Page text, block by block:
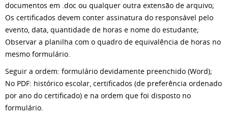
documentos em .doc ou qualquer outra extensão de arquivo;
Os certificados devem conter assinatura do responsável pelo
evento, data, quantidade de horas e nome do estudante;
Observar a planilha com o quadro de equivalência de horas no
mesmo formulário.
Seguir a ordem: formulário devidamente preenchido (Word);
No PDF: histórico escolar, certificados (de preferência ordenado
por ano do certificado) e na ordem que foi disposto no
formulário.